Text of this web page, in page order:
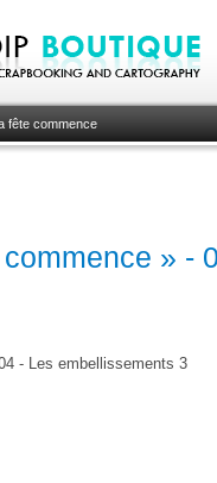
fête commence
» -
- Les embellissements 3